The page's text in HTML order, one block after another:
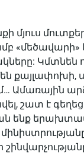
մյուս
«մեծավարի»
Կմտնեն
քայլափոխի,
Ամառային
շատ է
ենք